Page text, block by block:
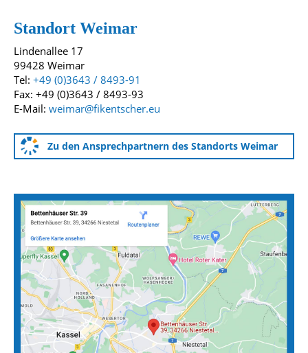
Standort Weimar
Lindenallee 17
99428 Weimar
Tel: +49 (0)3643 / 8493-91
Fax: +49 (0)3643 / 8493-93
E-Mail: weimar@fikentscher.eu
Zu den Ansprechpartnern des Standorts Weimar
Anfahrtskarten zu unseren Standorten